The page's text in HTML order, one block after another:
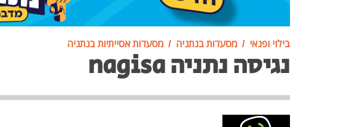
בילוי ופנאי מסעדות בנתניה מסעדות אסייתיות בנתניה
נגיסה נתניה nagisa